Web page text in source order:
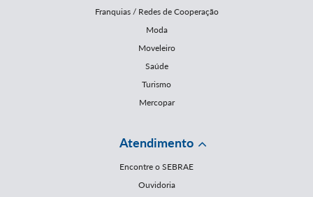
Franquias / Redes de Cooperação
Moda
Moveleiro
Saúde
Turismo
Mercopar
Atendimento
Encontre o SEBRAE
Ouvidoria